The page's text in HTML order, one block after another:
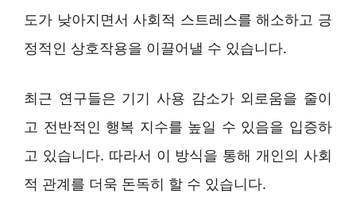
도가 낮아지면서 사회적 스트레스를 해소하고 긍
정적인 상호작용을 이끌어낼 수 있습니다.
최근 연구들은 기기 사용 감소가 외로움을 줄이
고 전반적인 행복 지수를 높일 수 있음을 입증하
고 있습니다. 따라서 이 방식을 통해 개인의 사회
적 관계를 더욱 돈독히 할 수 있습니다.